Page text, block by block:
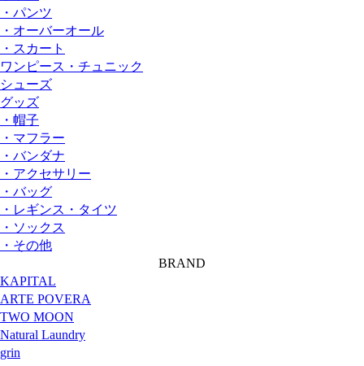
・パンツ
・オーバーオール
・スカート
ワンピース・チュニック
シューズ
グッズ
・帽子
・マフラー
・バンダナ
・アクセサリー
・バッグ
・レギンス・タイツ
・ソックス
・その他
BRAND
KAPITAL
ARTE POVERA
TWO MOON
Natural Laundry
grin